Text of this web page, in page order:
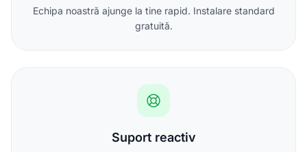
Echipa noastră ajunge la tine rapid. Instalare standard
gratuită.
Suport reactiv